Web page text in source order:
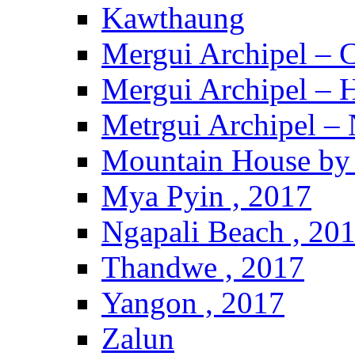
Kawthaung
Mergui Archipel –
Mergui Archipel –
Metrgui Archipel –
Mountain House
Mya Pyin , 2017
Ngapali Beach ,
Thandwe , 2017
Yangon , 2017
Zalun